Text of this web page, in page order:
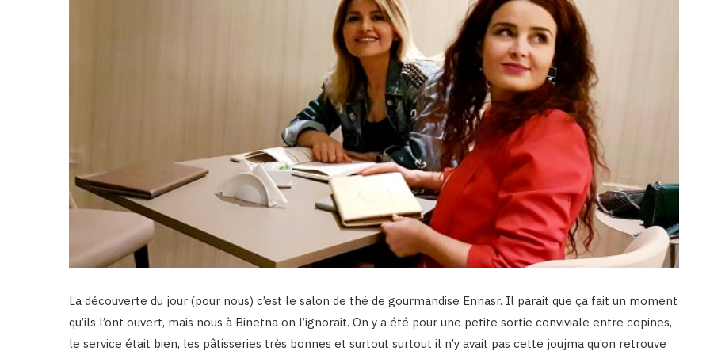
La découverte du jour (pour nous) c’est le salon de thé de gourmandise Ennasr. Il parait que ça fait un moment
qu’ils l’ont ouvert, mais nous à Binetna on l’ignorait. On y a été pour une petite sortie conviviale entre copines,
le service était bien, les pâtisseries très bonnes et surtout surtout il n’y avait pas cette joujma qu’on retrouve